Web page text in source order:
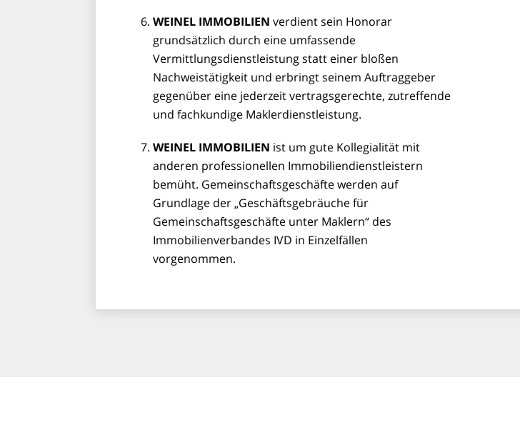
WEINEL IMMOBILIEN verdient sein Honorar
grundsätzlich durch eine umfassende
Vermittlungsdienstleistung statt einer bloßen
Nachweistätigkeit und erbringt seinem Auftraggeber
gegenüber eine jederzeit vertragsgerechte, zutreffende
und fachkundige Maklerdienstleistung.
WEINEL IMMOBILIEN ist um gute Kollegialität mit
anderen professionellen Immobiliendienstleistern
bemüht. Gemeinschaftsgeschäfte werden auf
Grundlage der „Geschäftsgebräuche für
Gemeinschaftsgeschäfte unter Maklern“ des
Immobilienverbandes IVD in Einzelfällen
vorgenommen.